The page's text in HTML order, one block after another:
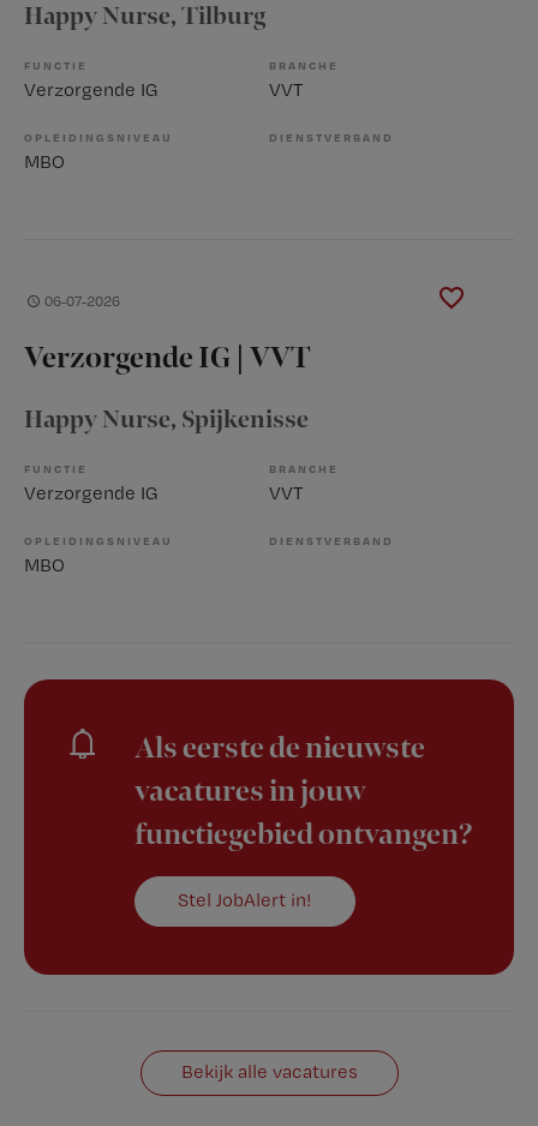
Happy Nurse, Tilburg
FUNCTIE
Verzorgende IG
BRANCHE
VVT
OPLEIDINGSNIVEAU
MBO
DIENSTVERBAND
06-07-2026
Verzorgende IG | VVT
Happy Nurse, Spijkenisse
FUNCTIE
Verzorgende IG
BRANCHE
VVT
OPLEIDINGSNIVEAU
MBO
DIENSTVERBAND
Als eerste de nieuwste
vacatures in jouw
functiegebied ontvangen?
Stel JobAlert in!
Bekijk alle vacatures